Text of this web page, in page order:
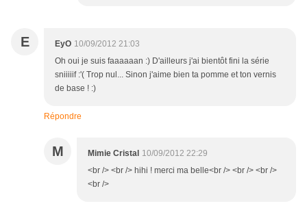
E EyO 10/09/2012 21:03
Oh oui je suis faaaaaan :) D'ailleurs j'ai bientôt fini la série
sniiiiif :'( Trop nul... Sinon j'aime bien ta pomme et ton vernis
de base ! :)
Répondre
M Mimie Cristal 10/09/2012 22:29
<br /> <br /> hihi ! merci ma belle<br /> <br /> <br />
<br />